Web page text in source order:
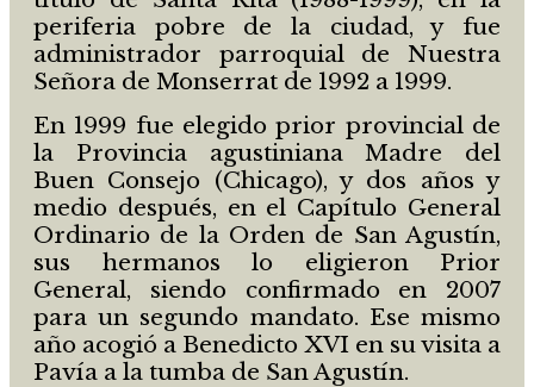
periferia pobre de la ciudad, y fue
administrador parroquial de Nuestra
Señora de Monserrat de 1992 a 1999.
En 1999 fue elegido prior provincial de
la Provincia agustiniana Madre del
Buen Consejo (Chicago), y dos años y
medio después, en el Capítulo General
Ordinario de la Orden de San Agustín,
sus hermanos lo eligieron Prior
General, siendo confirmado en 2007
para un segundo mandato. Ese mismo
año acogió a Benedicto XVI en su visita a
Pavía a la tumba de San Agustín.